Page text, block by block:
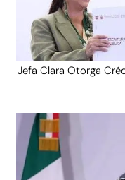
Jefa Clara Otorga